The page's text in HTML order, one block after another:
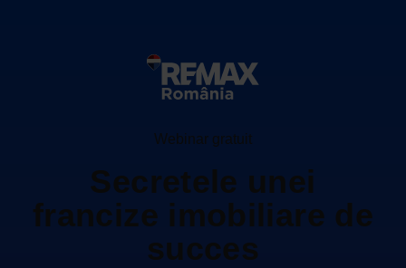
Webinar gratuit
Secretele unei
francize imobiliare de
succes